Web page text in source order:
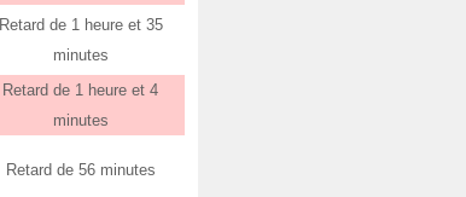
Retard de 1 heure et 35
minutes
Retard de 1 heure et 4
minutes
Retard de 56 minutes